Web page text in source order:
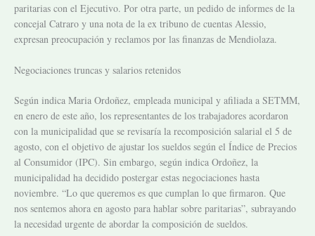
paritarias con el Ejecutivo. Por otra parte, un pedido de informes de la
concejal Catraro y una nota de la ex tribuno de cuentas Alessio,
expresan preocupación y reclamos por las finanzas de Mendiolaza.
Negociaciones truncas y salarios retenidos
Según indica Maria Ordoñez, empleada municipal y afiliada a SETMM,
en enero de este año, los representantes de los trabajadores acordaron
con la municipalidad que se revisaría la recomposición salarial el 5 de
agosto, con el objetivo de ajustar los sueldos según el Índice de Precios
al Consumidor (IPC). Sin embargo, según indica Ordoñez, la
municipalidad ha decidido postergar estas negociaciones hasta
noviembre. “Lo que queremos es que cumplan lo que firmaron. Que
nos sentemos ahora en agosto para hablar sobre paritarias”, subrayando
la necesidad urgente de abordar la composición de sueldos.